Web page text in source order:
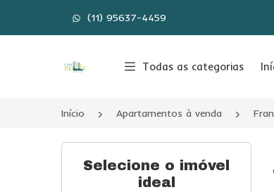
(11) 95637-4459
Página inicial
Todas as categorias
Início Apartamentos à venda
Selecione o imóvel
ideal